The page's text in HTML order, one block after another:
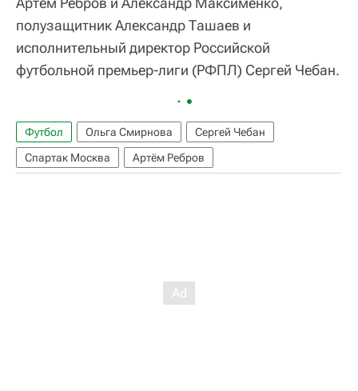
полузащитник Александр Ташаев и
исполнительный директор Российской
футбольной премьер-лиги (РФПЛ) Сергей Чебан.
Футбол Ольга Смирнова
Сергей Чебан
Спартак Москва
Артём Ребров